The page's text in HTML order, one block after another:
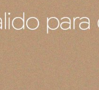
esse produto.
04/08/2026